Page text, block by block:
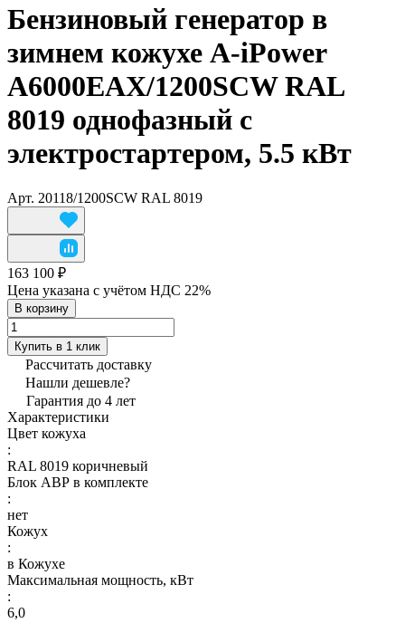
Бензиновый генератор в
зимнем кожухе A-iPower
A6000EAX/1200SCW RAL
8019 однофазный с
электростартером, 5.5 кВт
Арт. 20118/1200SCW RAL 8019
163 100 ₽
Цена указана с учётом НДС 22%
В корзину
Купить в 1 клик
Рассчитать доставку
Нашли дешевле?
Гарантия до 4 лет
Характеристики
Цвет кожуха
:
RAL 8019 коричневый
Блок АВР в комплекте
:
нет
Кожух
:
в Кожухе
Максимальная мощность, кВт
:
6,0